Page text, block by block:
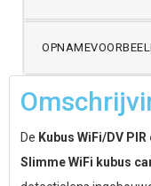
De Kubus WiFi/DV
Slimme WiFi kubus